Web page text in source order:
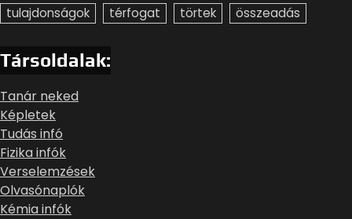
tulajdonságok
térfogat törtek összeadás
Társoldalak:
Tanár neked
Képletek
Tudás infó
Fizika infók
Verselemzések
Olvasónaplók
Kémia infók